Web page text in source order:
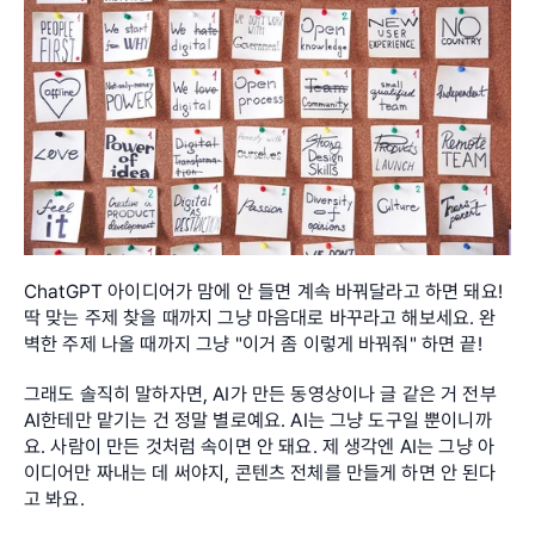
ChatGPT 아이디어가 맘에 안 들면 계속 바꿔달라고 하면 돼요!
딱 맞는 주제 찾을 때까지 그냥 마음대로 바꾸라고 해보세요. 완
벽한 주제 나올 때까지 그냥 "이거 좀 이렇게 바꿔줘" 하면 끝!
그래도 솔직히 말하자면, AI가 만든 동영상이나 글 같은 거 전부
AI한테만 맡기는 건 정말 별로예요. AI는 그냥 도구일 뿐이니까
요. 사람이 만든 것처럼 속이면 안 돼요. 제 생각엔 AI는 그냥 아
이디어만 짜내는 데 써야지, 콘텐츠 전체를 만들게 하면 안 된다
고 봐요.